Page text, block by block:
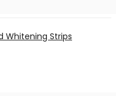
Whitening Strips